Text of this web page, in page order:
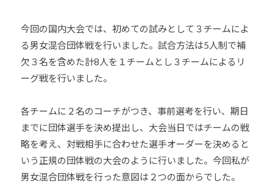
今回の国内大会では、初めての試みとして３チームによ
る男女混合団体戦を行いました。試合方法は5人制で補
欠３名を含めた計8人を１チームとし３チームによるリ
ーグ戦を行いました。
各チームに２名のコーチがつき、事前選考を行い、期日
までに団体選手を決め提出し、大会当日ではチームの戦
略を考え、対戦相手に合わせた選手オーダーを決めると
いう正規の団体戦の大会のように行いました。今回私が
男女混合団体戦を行った意図は２つの面からでした。